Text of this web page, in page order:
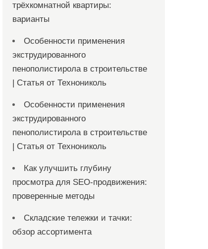
трёхкомнатной квартиры:
варианты
Особенности применения
экструдированного
пенополистирола в строительстве
| Статья от Технониколь
Особенности применения
экструдированного
пенополистирола в строительстве
| Статья от Технониколь
Как улучшить глубину
просмотра для SEO-продвижения:
проверенные методы
Складские тележки и тачки:
обзор ассортимента